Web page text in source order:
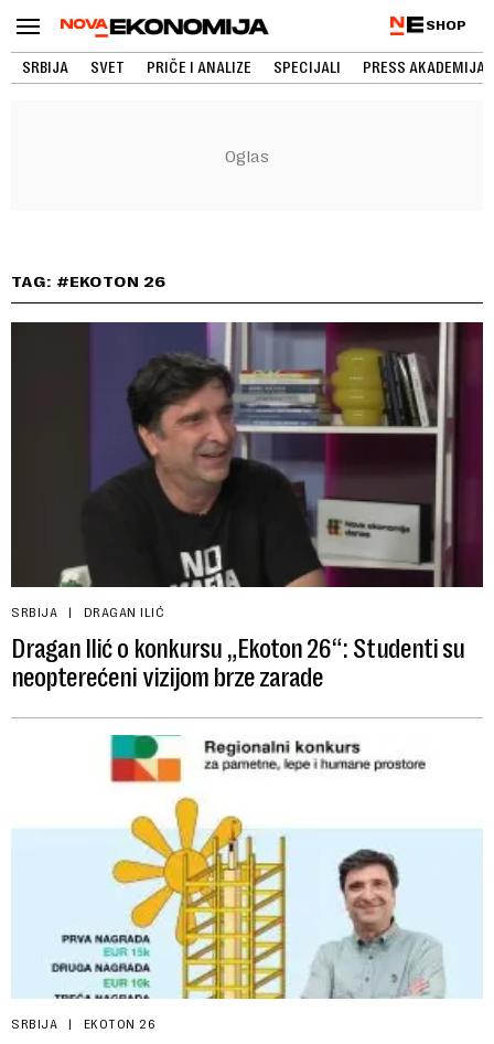
SHOP
SRBIJA SVET PRIČE I ANALIZE SPECIJALI PRESS AKADEMIJA
TAG: #EKOTON 26
SRBIJA DRAGAN ILIĆ
Dragan Ilić o konkursu „Ekoton 26“: Studenti su
neopterećeni vizijom brze zarade
SRBIJA EKOTON 26